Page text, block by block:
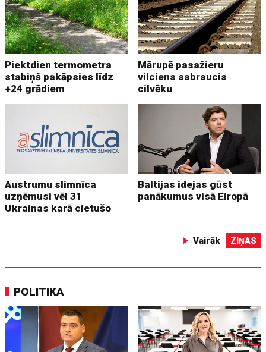
Piektdien termometra
stabiņš pakāpsies līdz
+24 grādiem
Mārupē pasažieru
vilciens sabraucis
cilvēku
Austrumu slimnīca
uzņēmusi vēl 31
Ukrainas karā cietušo
Baltijas idejas gūst
panākumus visā Eiropā
Vairāk ZIŅAS
POLITIKA